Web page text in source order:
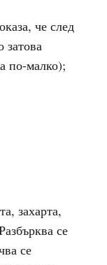
че след
затова
по-малко);
захарта,
се
се